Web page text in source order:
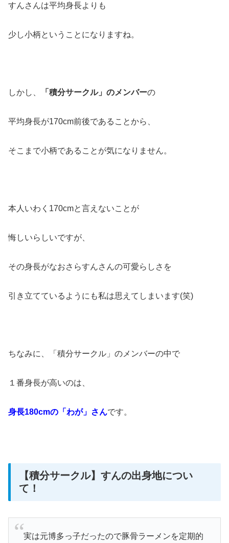
すんさんは平均身長よりも
少し小柄ということになりますね。
しかし、 「積分サークル」のメンバーの
平均身長が170cm前後であることから、
そこまで小柄であることが気になりません。
本人いわく170cmと言えないことが
悔しいらしいですが、
その身長がなおさらすんさんの可愛らしさを
引き立てているようにも私は思えてしまいます(笑)
ちなみに、「積分サークル」のメンバーの中で
１番身長が高いのは、
身長180cmの「わが」さんです。
【積分サークル】すんの出身地につい
て！
実は元博多っ子だったので豚骨ラーメンを定期的